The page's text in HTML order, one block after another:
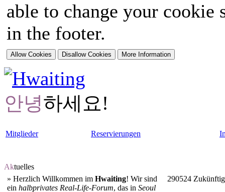
able to change your
in the footer.
안녕하세요!
Mitglieder Reservierungen
Aktuelles
» Herzlich Willkommen im Hwaiting! Wir sind
ein halbprivates Real-Life-Forum, das in Seoul
290524